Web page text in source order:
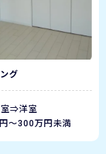
グ
室⇒洋室
～300万円未満